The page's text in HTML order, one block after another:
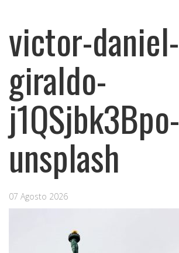
victor-daniel-
giraldo-
j1QSjbk3Bpo-
unsplash
07 Agosto 2026